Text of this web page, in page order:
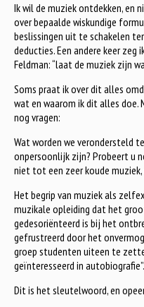
Ik wil de muziek ontdekken, en
over bepaalde wiskundige
beslissingen uit te schakelen
deducties. Een andere keer
Feldman: “laat de muziek zijn
Soms praat ik over dit alles
wat en waarom ik dit alles doe.
nog vragen:
Wat worden we verondersteld
onpersoonlijk zijn? Probeert u
niet tot een zeer koude
Het begrip van muziek als
muzikale opleiding dat het
gedesoriënteerd is bij het
gefrustreerd door het
groep studenten uiteen te
geïnteresseerd in autobiografie”.
Dit is het sleutelwoord, en